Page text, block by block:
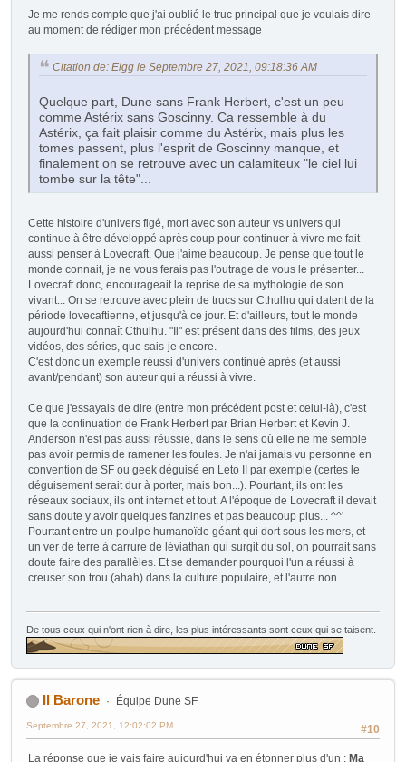
Je me rends compte que j'ai oublié le truc principal que je voulais dire
au moment de rédiger mon précédent message
Citation de: Elgg le Septembre 27, 2021, 09:18:36 AM
Quelque part, Dune sans Frank Herbert, c'est un peu
comme Astérix sans Goscinny. Ca ressemble à du
Astérix, ça fait plaisir comme du Astérix, mais plus les
tomes passent, plus l'esprit de Goscinny manque, et
finalement on se retrouve avec un calamiteux "le ciel lui
tombe sur la tête"...
Cette histoire d'univers figé, mort avec son auteur vs univers qui
continue à être développé après coup pour continuer à vivre me fait
aussi penser à Lovecraft. Que j'aime beaucoup. Je pense que tout le
monde connait, je ne vous ferais pas l'outrage de vous le présenter...
Lovecraft donc, encourageait la reprise de sa mythologie de son
vivant... On se retrouve avec plein de trucs sur Cthulhu qui datent de la
période lovecaftienne, et jusqu'à ce jour. Et d'ailleurs, tout le monde
aujourd'hui connaît Cthulhu. "Il" est présent dans des films, des jeux
vidéos, des séries, que sais-je encore.
C'est donc un exemple réussi d'univers continué après (et aussi
avant/pendant) son auteur qui a réussi à vivre.
Ce que j'essayais de dire (entre mon précédent post et celui-là), c'est
que la continuation de Frank Herbert par Brian Herbert et Kevin J.
Anderson n'est pas aussi réussie, dans le sens où elle ne me semble
pas avoir permis de ramener les foules. Je n'ai jamais vu personne en
convention de SF ou geek déguisé en Leto II par exemple (certes le
déguisement serait dur à porter, mais bon...). Pourtant, ils ont les
réseaux sociaux, ils ont internet et tout. A l'époque de Lovecraft il devait
sans doute y avoir quelques fanzines et pas beaucoup plus... ^^'
Pourtant entre un poulpe humanoïde géant qui dort sous les mers, et
un ver de terre à carrure de léviathan qui surgit du sol, on pourrait sans
doute faire des parallèles. Et se demander pourquoi l'un a réussi à
creuser son trou (ahah) dans la culture populaire, et l'autre non...
De tous ceux qui n'ont rien à dire, les plus intéressants sont ceux qui se taisent.
Il Barone Équipe Dune SF
#10
Septembre 27, 2021, 12:02:02 PM
La réponse que je vais faire aujourd'hui va en étonner plus d'un : Ma